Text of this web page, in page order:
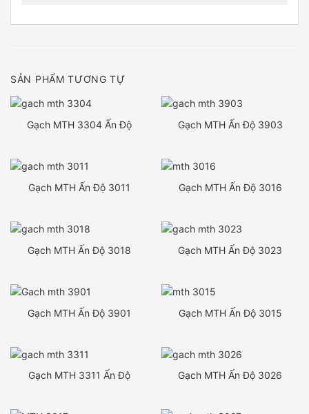
SẢN PHẨM TƯƠNG TỰ
Gạch MTH 3304 Ấn Độ Gạch MTH Ấn Độ 3903
Gạch MTH Ấn Độ 3011 Gạch MTH Ấn Độ 3016
Gạch MTH Ấn Độ 3018 Gạch MTH Ấn Độ 3023
Gạch MTH Ấn Độ 3901 Gạch MTH Ấn Độ 3015
Gạch MTH 3311 Ấn Độ Gạch MTH Ấn Độ 3026